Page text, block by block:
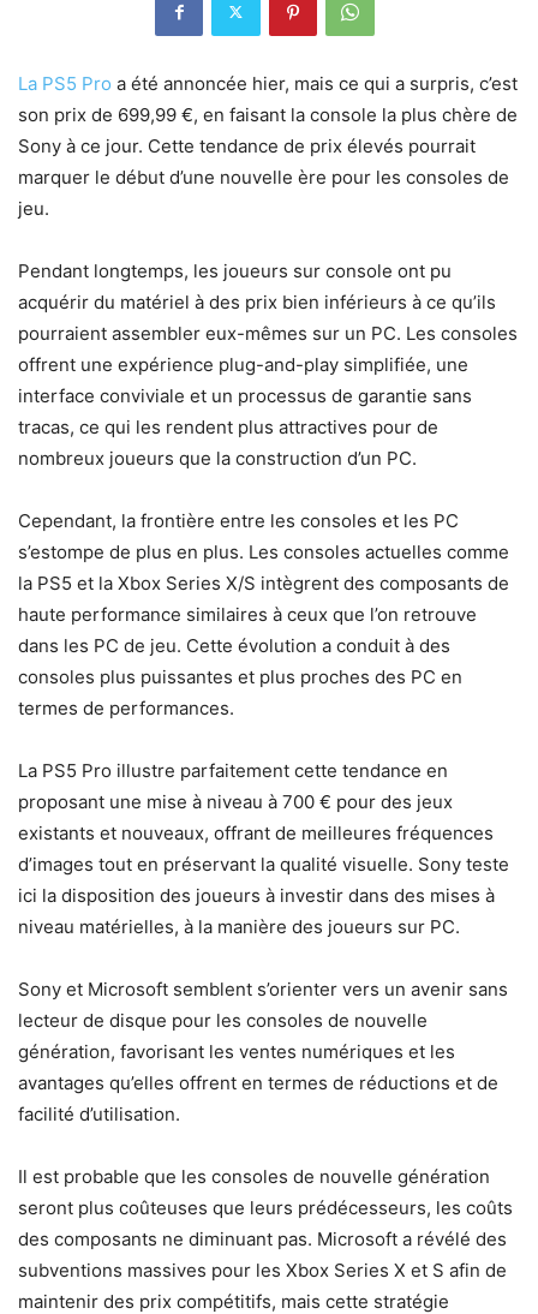
La PS5 Pro a été annoncée hier, mais ce qui a surpris, c’est
son prix de 699,99 €, en faisant la console la plus chère de
Sony à ce jour. Cette tendance de prix élevés pourrait
marquer le début d’une nouvelle ère pour les consoles de
jeu.
Pendant longtemps, les joueurs sur console ont pu
acquérir du matériel à des prix bien inférieurs à ce qu’ils
pourraient assembler eux-mêmes sur un PC. Les consoles
offrent une expérience plug-and-play simplifiée, une
interface conviviale et un processus de garantie sans
tracas, ce qui les rendent plus attractives pour de
nombreux joueurs que la construction d’un PC.
Cependant, la frontière entre les consoles et les PC
s’estompe de plus en plus. Les consoles actuelles comme
la PS5 et la Xbox Series X/S intègrent des composants de
haute performance similaires à ceux que l’on retrouve
dans les PC de jeu. Cette évolution a conduit à des
consoles plus puissantes et plus proches des PC en
termes de performances.
La PS5 Pro illustre parfaitement cette tendance en
proposant une mise à niveau à 700 € pour des jeux
existants et nouveaux, offrant de meilleures fréquences
d’images tout en préservant la qualité visuelle. Sony teste
ici la disposition des joueurs à investir dans des mises à
niveau matérielles, à la manière des joueurs sur PC.
Sony et Microsoft semblent s’orienter vers un avenir sans
lecteur de disque pour les consoles de nouvelle
génération, favorisant les ventes numériques et les
avantages qu’elles offrent en termes de réductions et de
facilité d’utilisation.
Il est probable que les consoles de nouvelle génération
seront plus coûteuses que leurs prédécesseurs, les coûts
des composants ne diminuant pas. Microsoft a révélé des
subventions massives pour les Xbox Series X et S afin de
maintenir des prix compétitifs, mais cette stratégie